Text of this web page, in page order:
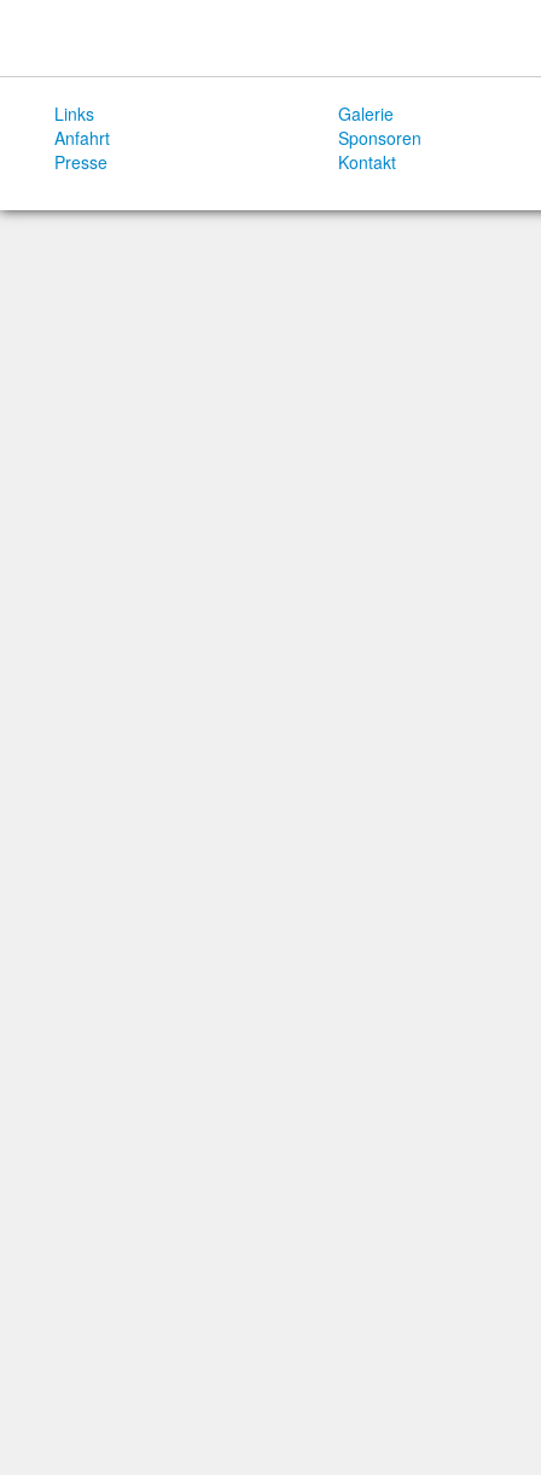
Links
Anfahrt
Presse
Galerie
Sponsoren
Kontakt